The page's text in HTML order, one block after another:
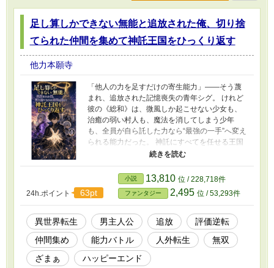
差し出そうとする不器用な父クラウス、そして
死んだことにされた歴代勇者たちと共に、人間
の王都へ乗り込むことになる。 これは、子ども
を英雄として消費する国から、名前と未来を取
かった女魔王が、役目がなくても隣にいたいと
願ってくれる人と、初めて自分の幸せを選ぶ物
語。 「何になるかは、食べて眠ってから考えれ
ばいいのです」 子どもを捧げる勇者制度を終わ
らせる、救済と制度ざまぁの完結ファンタジ
ー。 タグ
足し算しかできない無能と追放された俺、切り捨
てられた仲間を集めて神託王国をひっくり返す
他力本願寺
「他人の力を足すだけの寄生能力」――そう蔑
まれ、追放された記憶喪失の青年シグ。 けれど
彼の《総和》は、微風しか起こせない少女も、
治癒の弱い村人も、魔法を消してしまう少年
も、全員が自ら託した力なら“最強の一手”へ変え
られる能力だった。 神託にすべてを任せる王国
では、弱い加護、貧民、小さな被害が最初から
数えられていない。シグは銀髪の相棒イネラを
はじめ、切り捨てられた仲間を救いながら、神
託に隠された前提と王国の仕組みをひっくり返
していく。 だが、左手に浮かぶ「Σ」の紋と失わ
れた記憶の先には、彼がかつて仲間全員の運命
を独断で決めたという罪が眠っていた――。 無
能逆転、仲間救済、能力バトル、微恋愛。数学
知識不要。弱者一万人の力が“無限”へ挑む、全45
話完結ファンタジー。
24h.ポイント 63pt
小説 13,810 位 / 228,718件
ファンタジー 2,495 位 / 53,293件
異世界転生 男主人公 追放
評価逆転
仲間集め
能力バトル 人外転生
無双
ざまぁ
ハッピーエンド